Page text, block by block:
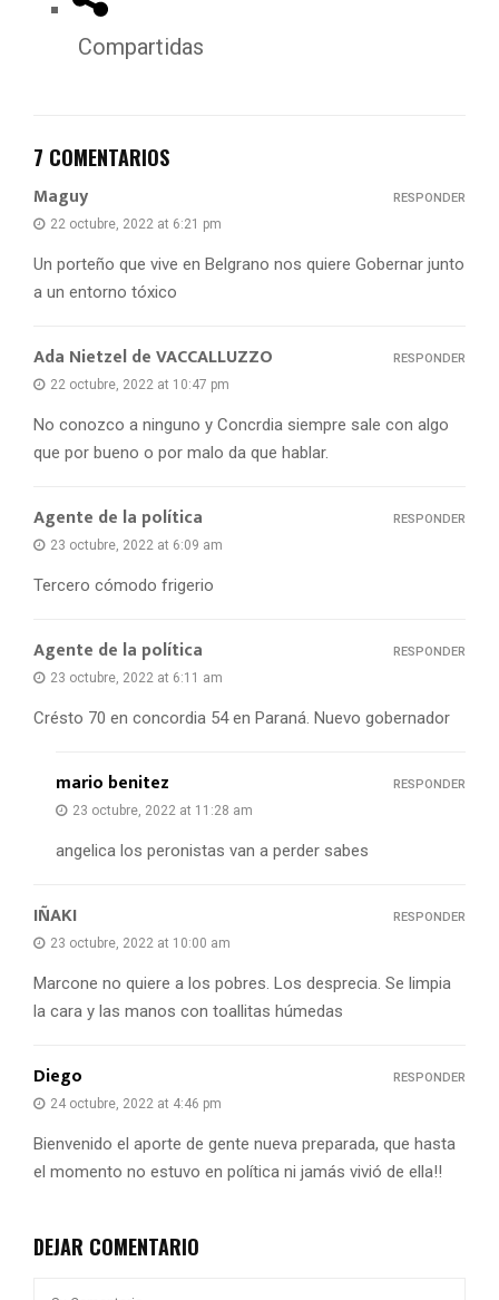
Compartidas
7 COMENTARIOS
Maguy
22 octubre, 2022 at 6:21 pm
Un porteño que vive en Belgrano nos quiere Gobernar junto
a un entorno tóxico
RESPONDER
Ada Nietzel de VACCALLUZZO
22 octubre, 2022 at 10:47 pm
No conozco a ninguno y Concrdia siempre sale con algo
que por bueno o por malo da que hablar.
RESPONDER
Agente de la política
23 octubre, 2022 at 6:09 am
Tercero cómodo frigerio
RESPONDER
Agente de la política
23 octubre, 2022 at 6:11 am
Crésto 70 en concordia 54 en Paraná. Nuevo gobernador
RESPONDER
mario benitez
23 octubre, 2022 at 11:28 am
angelica los peronistas van a perder sabes
RESPONDER
IÑAKI
23 octubre, 2022 at 10:00 am
Marcone no quiere a los pobres. Los desprecia. Se limpia
la cara y las manos con toallitas húmedas
RESPONDER
Diego
24 octubre, 2022 at 4:46 pm
Bienvenido el aporte de gente nueva preparada, que hasta
el momento no estuvo en política ni jamás vivió de ella!!
RESPONDER
DEJAR COMENTARIO